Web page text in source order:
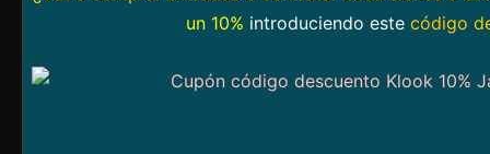
un 10% introduciendo este código